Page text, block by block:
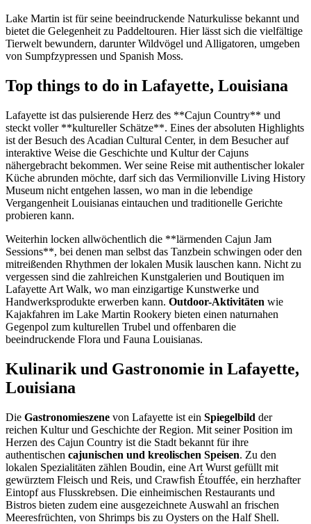
Lake Martin ist für seine beeindruckende Naturkulisse bekannt und
bietet die Gelegenheit zu Paddeltouren. Hier lässt sich die vielfältige
Tierwelt bewundern, darunter Wildvögel und Alligatoren, umgeben
von Sumpfzypressen und Spanish Moss.
Top things to do in Lafayette, Louisiana
Lafayette ist das pulsierende Herz des **Cajun Country** und
steckt voller **kultureller Schätze**. Eines der absoluten Highlights
ist der Besuch des Acadian Cultural Center, in dem Besucher auf
interaktive Weise die Geschichte und Kultur der Cajuns
nähergebracht bekommen. Wer seine Reise mit authentischer lokaler
Küche abrunden möchte, darf sich das Vermilionville Living History
Museum nicht entgehen lassen, wo man in die lebendige
Vergangenheit Louisianas eintauchen und traditionelle Gerichte
probieren kann.
Weiterhin locken allwöchentlich die **lärmenden Cajun Jam
Sessions**, bei denen man selbst das Tanzbein schwingen oder den
mitreißenden Rhythmen der lokalen Musik lauschen kann. Nicht zu
vergessen sind die zahlreichen Kunstgalerien und Boutiquen im
Lafayette Art Walk, wo man einzigartige Kunstwerke und
Handwerksprodukte erwerben kann. Outdoor-Aktivitäten wie
Kajakfahren im Lake Martin Rookery bieten einen naturnahen
Gegenpol zum kulturellen Trubel und offenbaren die
beeindruckende Flora und Fauna Louisianas.
Kulinarik und Gastronomie in Lafayette,
Louisiana
Die Gastronomieszene von Lafayette ist ein Spiegelbild der
reichen Kultur und Geschichte der Region. Mit seiner Position im
Herzen des Cajun Country ist die Stadt bekannt für ihre
authentischen cajunischen und kreolischen Speisen. Zu den
lokalen Spezialitäten zählen Boudin, eine Art Wurst gefüllt mit
gewürztem Fleisch und Reis, und Crawfish Étouffée, ein herzhafter
Eintopf aus Flusskrebsen. Die einheimischen Restaurants und
Bistros bieten zudem eine ausgezeichnete Auswahl an frischen
Meeresfrüchten, von Shrimps bis zu Oysters on the Half Shell.